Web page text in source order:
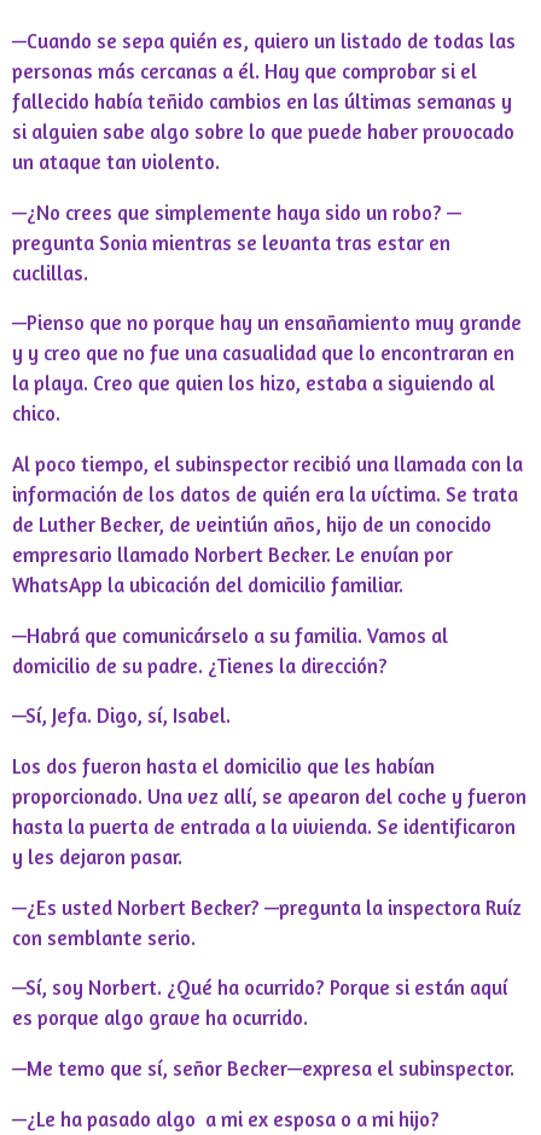
—Cuando se sepa quién es, quiero un listado de todas las
personas más cercanas a él. Hay que comprobar si el
fallecido había teñido cambios en las últimas semanas y
si alguien sabe algo sobre lo que puede haber provocado
un ataque tan violento.
—¿No crees que simplemente haya sido un robo? —
pregunta Sonia mientras se levanta tras estar en
cuclillas.
—Pienso que no porque hay un ensañamiento muy grande
y y creo que no fue una casualidad que lo encontraran en
la playa. Creo que quien los hizo, estaba a siguiendo al
chico.
Al poco tiempo, el subinspector recibió una llamada con la
información de los datos de quién era la víctima. Se trata
de Luther Becker, de veintiún años, hijo de un conocido
empresario llamado Norbert Becker. Le envían por
WhatsApp la ubicación del domicilio familiar.
—Habrá que comunicárselo a su familia. Vamos al
domicilio de su padre. ¿Tienes la dirección?
—Sí, Jefa. Digo, sí, Isabel.
Los dos fueron hasta el domicilio que les habían
proporcionado. Una vez allí, se apearon del coche y fueron
hasta la puerta de entrada a la vivienda. Se identificaron
y les dejaron pasar.
—¿Es usted Norbert Becker? —pregunta la inspectora Ruíz
con semblante serio.
—Sí, soy Norbert. ¿Qué ha ocurrido? Porque si están aquí
es porque algo grave ha ocurrido.
—Me temo que sí, señor Becker—expresa el subinspector.
—¿Le ha pasado algo a mi ex esposa o a mi hijo?